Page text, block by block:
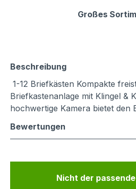
Großes
Beschreibung
1-12 Briefkästen Kompakte
Briefkastenanlage mit Klingel &
hochwertige Kamera bietet den
Bewertungen
Nicht der